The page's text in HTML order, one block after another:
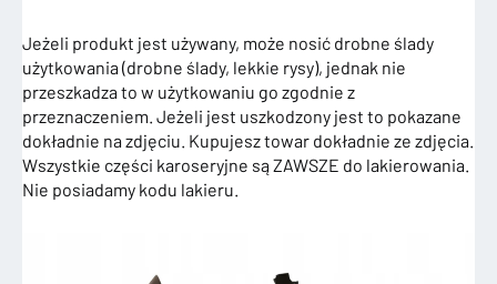
Jeżeli produkt jest używany, może nosić drobne ślady
użytkowania (drobne ślady, lekkie rysy), jednak nie
przeszkadza to w użytkowaniu go zgodnie z
przeznaczeniem. Jeżeli jest uszkodzony jest to pokazane
dokładnie na zdjęciu. Kupujesz towar dokładnie ze zdjęcia.
Wszystkie części karoseryjne są ZAWSZE do lakierowania.
Nie posiadamy kodu lakieru.